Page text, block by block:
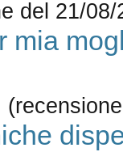
del 21/08/
mia